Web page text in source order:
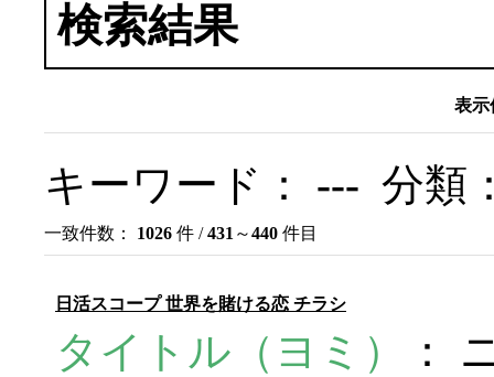
検索結果
表示
キーワード： --- 分類
一致件数： 1026 件 /431 ～440 件目
日活スコープ 世界を賭ける恋 チラシ
タイトル（ヨミ）
：